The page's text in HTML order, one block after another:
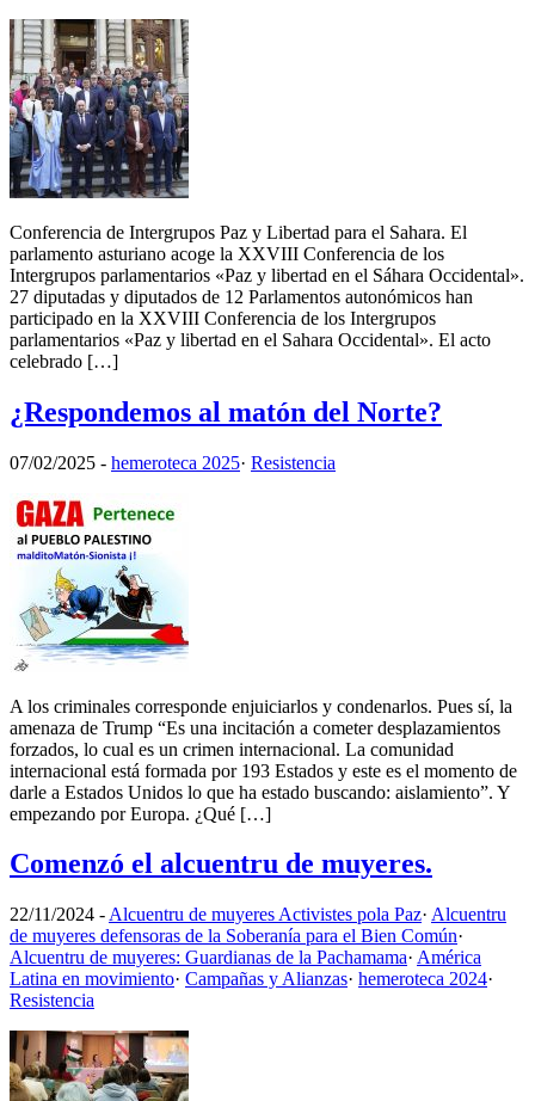
Conferencia de Intergrupos Paz y Libertad para el Sahara. El
parlamento asturiano acoge la XXVIII Conferencia de los
Intergrupos parlamentarios «Paz y libertad en el Sáhara Occidental».
27 diputadas y diputados de 12 Parlamentos autonómicos han
participado en la XXVIII Conferencia de los Intergrupos
parlamentarios «Paz y libertad en el Sahara Occidental». El acto
celebrado […]
¿Respondemos al matón del Norte?
07/02/2025 - hemeroteca 2025· Resistencia
A los criminales corresponde enjuiciarlos y condenarlos. Pues sí, la
amenaza de Trump “Es una incitación a cometer desplazamientos
forzados, lo cual es un crimen internacional. La comunidad
internacional está formada por 193 Estados y este es el momento de
darle a Estados Unidos lo que ha estado buscando: aislamiento”. Y
empezando por Europa. ¿Qué […]
Comenzó el alcuentru de muyeres.
22/11/2024 - Alcuentru de muyeres Activistes pola Paz· Alcuentru
de muyeres defensoras de la Soberanía para el Bien Común·
Alcuentru de muyeres: Guardianas de la Pachamama· América
Latina en movimiento· Campañas y Alianzas· hemeroteca 2024·
Resistencia